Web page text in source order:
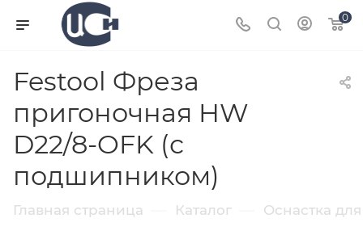
0
Festool Фреза
пригоночная HW
D22/8-OFK (с
подшипником)
Главная страница Каталог Оснастка